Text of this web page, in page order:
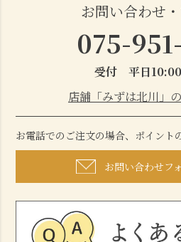
お問い合わせ
075-
受付 平日
店舗「みずは北川」
お電話でのご注文の場合、ポイント
お問い合わせフ